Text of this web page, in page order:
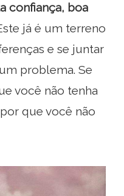
confiança, boa
já é um terreno
e se juntar
problema. Se
você não tenha
que você não